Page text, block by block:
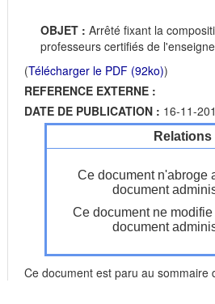
OBJET : Arrêté fixant la
professeurs certifiés de
(Télécharger le PDF (92ko))
REFERENCE EXTERNE :
DATE DE PUBLICATION : 16-11-
Ce document n'abroge
document
Ce document ne
document
Ce document est paru au sommaire